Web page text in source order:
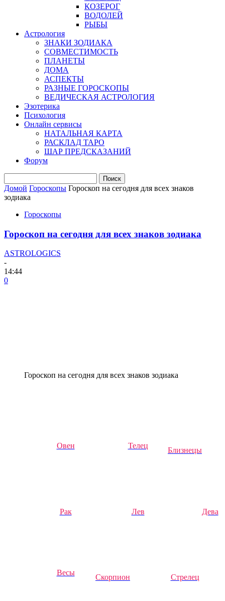
КОЗЕРОГ
ВОДОЛЕЙ
РЫБЫ
Астрология
ЗНАКИ ЗОДИАКА
СОВМЕСТИМОСТЬ
ПЛАНЕТЫ
ДОМА
АСПЕКТЫ
РАЗНЫЕ ГОРОСКОПЫ
ВЕДИЧЕСКАЯ АСТРОЛОГИЯ
Эзотерика
Психология
Онлайн сервисы
НАТАЛЬНАЯ КАРТА
РАСКЛАД ТАРО
ШАР ПРЕДСКАЗАНИЙ
Форум
Домой Гороскопы Гороскоп на сегодня для всех знаков
зодиака
Гороскопы
Гороскоп на сегодня для всех знаков зодиака
ASTROLOGICS
-
14:44
0
Гороскоп на сегодня для всех знаков зодиака
Овен Телец
Близнецы
Рак Лев Дева
Весы
Скорпион Стрелец